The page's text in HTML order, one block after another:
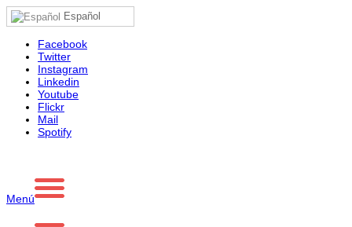
Español
Facebook
Twitter
Instagram
Linkedin
Youtube
Flickr
Mail
Spotify
Menú